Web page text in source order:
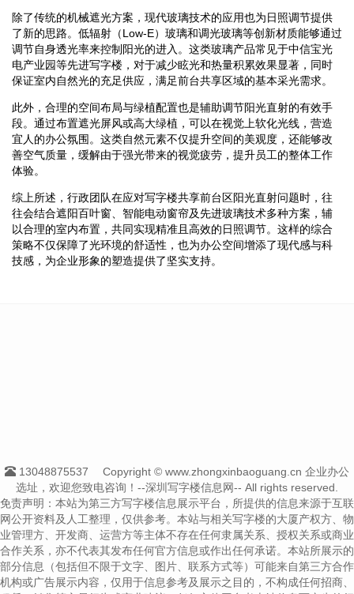
除了传统的机械遮光方案，现代玻璃技术的应用也为日照调节提供
了新的思路。低辐射（Low-E）玻璃和调光玻璃等创新材质能够通过
调节自身透光率来控制阳光的进入。这类玻璃产品常见于中信宝光
电产业园等先进写字楼，对于减少眩光和热量积累效果显著，同时
保证室内自然光的充足供应，满足前台共享区域的基本采光需求。
此外，合理的空间布局与绿植配置也是辅助调节阳光直射的有效手
段。通过布置遮光屏风或高大绿植，可以在视觉上软化光线，营造
宜人的办公氛围。这类自然元素不仅提升空间的美观度，还能够改
善空气质量，缓解由于强光带来的视觉疲劳，提升员工的整体工作
体验。
综上所述，行政团队在应对写字楼共享前台区阳光直射问题时，往
往会结合遮阳百叶窗、智能电动窗帘及先进玻璃技术多种方案，辅
以合理的室内布置，共同实现精准且高效的日照调节。这样的综合
策略不仅保障了光环境的舒适性，也为办公空间增添了现代感与科
技感，为企业形象的塑造提供了坚实支持。
13048875537
Copyright © www.zhongxinbaoguang.cn 企业办公
选址，欢迎您致电咨询！--深圳写字楼信息网-- All rights reserved.
免责声明：本站为第三方写字楼信息展示平台，所提供的信息来源于互联
网公开资料及人工整理，仅供参考。本站与相关写字楼的大厦产权方、物
业管理方、开发商、运营方等主体不存在任何隶属关系、授权关系或商业
合作关系，亦不代表其发布任何官方信息或作出任何承诺。本站所展示的
部分信息（包括但不限于文字、图片、联系方式等）可能来自第三方合作
机构或广告展示内容，仅用于信息参考及展示之目的，不构成任何招商、